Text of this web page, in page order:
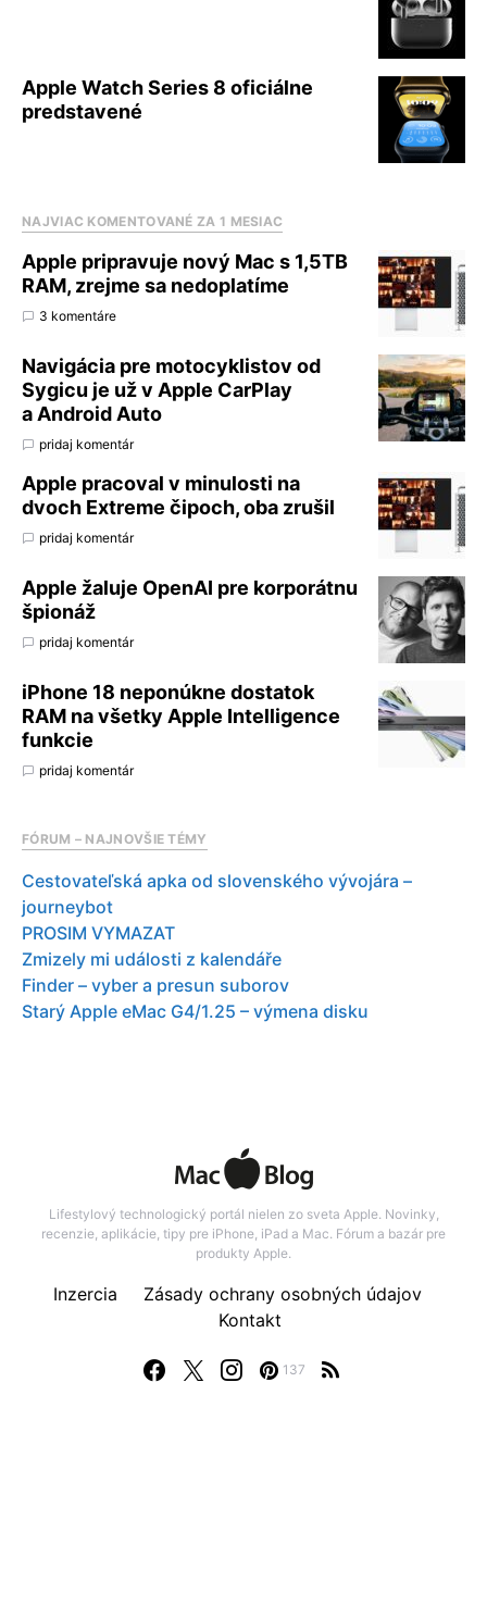
Apple Watch Series 8 oficiálne
predstavené
NAJVIAC KOMENTOVANÉ ZA 1 MESIAC
Apple pripravuje nový Mac s 1,5TB
RAM, zrejme sa nedoplatíme
3 komentáre
Navigácia pre motocyklistov od
Sygicu je už v Apple CarPlay
a Android Auto
pridaj komentár
Apple pracoval v minulosti na
dvoch Extreme čipoch, oba zrušil
pridaj komentár
Apple žaluje OpenAI pre korporátnu
špionáž
pridaj komentár
iPhone 18 neponúkne dostatok
RAM na všetky Apple Intelligence
funkcie
pridaj komentár
FÓRUM – NAJNOVŠIE TÉMY
Cestovateľská apka od slovenského vývojára –
journeybot
PROSIM VYMAZAT
Zmizely mi události z kalendáře
Finder – vyber a presun suborov
Starý Apple eMac G4/1.25 – výmena disku
Lifestylový technologický portál nielen zo sveta Apple. Novinky,
recenzie, aplikácie, tipy pre iPhone, iPad a Mac. Fórum a bazár pre
produkty Apple.
137
Inzercia
Zásady ochrany osobných údajov
Kontakt